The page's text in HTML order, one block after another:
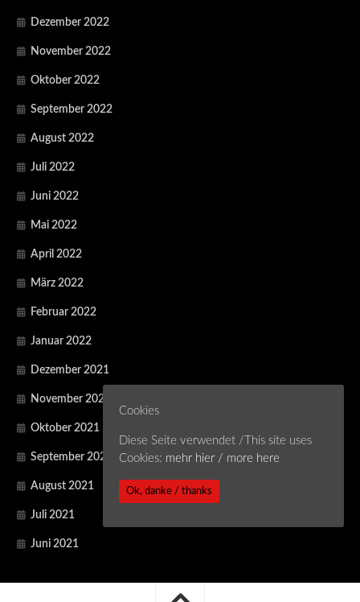
Dezember 2022
November 2022
Oktober 2022
September 2022
August 2022
Juli 2022
Juni 2022
Mai 2022
April 2022
März 2022
Februar 2022
Januar 2022
Dezember 2021
November 2021
Oktober 2021
September 2021
August 2021
Juli 2021
Juni 2021
Cookies
Diese Seite verwendet /This site uses
Cookies: mehr hier / more here
Ok, danke / thanks